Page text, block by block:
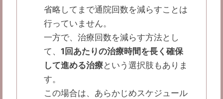
省略してまで通院回数を減らすことは
行っていません。
一方で、治療回数を減らす方法とし
て、1回あたりの治療時間を長く確保
して進める治療という選択肢もありま
す。
この場合は、あらかじめスケジュール